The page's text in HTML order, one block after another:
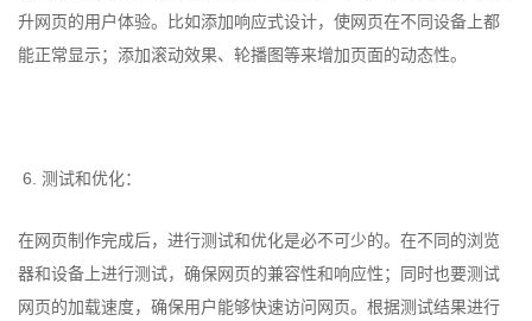
升网页的用户体验。比如添加响应式设计，使网页在不同设备上都
能正常显示；添加滚动效果、轮播图等来增加页面的动态性。
6. 测试和优化：
在网页制作完成后，进行测试和优化是必不可少的。在不同的浏览
器和设备上进行测试，确保网页的兼容性和响应性；同时也要测试
网页的加载速度，确保用户能够快速访问网页。根据测试结果进行